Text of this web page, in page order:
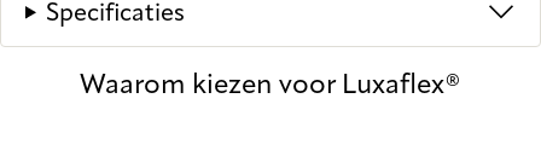
Specificaties
Waarom kiezen voor Luxaflex®